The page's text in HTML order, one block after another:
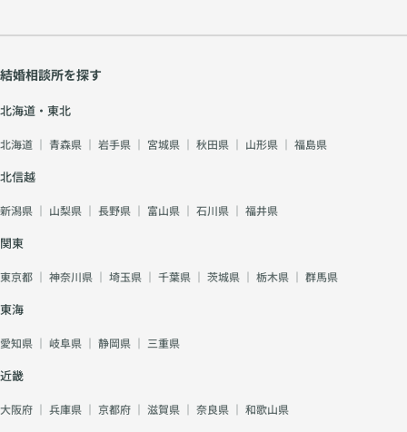
結婚相談所を探す
北海道・東北
北海道 ｜ 青森県 ｜ 岩手県 ｜ 宮城県 ｜ 秋田県 ｜ 山形県 ｜ 福島県
北信越
新潟県 ｜ 山梨県 ｜ 長野県 ｜ 富山県 ｜ 石川県 ｜ 福井県
関東
東京都 ｜ 神奈川県 ｜ 埼玉県 ｜ 千葉県 ｜ 茨城県 ｜ 栃木県 ｜ 群馬県
東海
愛知県 ｜ 岐阜県 ｜ 静岡県 ｜ 三重県
近畿
大阪府 ｜ 兵庫県 ｜ 京都府 ｜ 滋賀県 ｜ 奈良県 ｜ 和歌山県